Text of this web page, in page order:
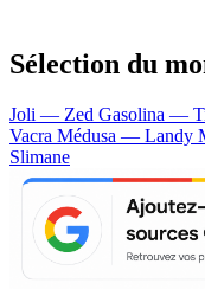
Sélection du
Joli — Zed Gasolina —
Vacra Médusa — Landy
Slimane